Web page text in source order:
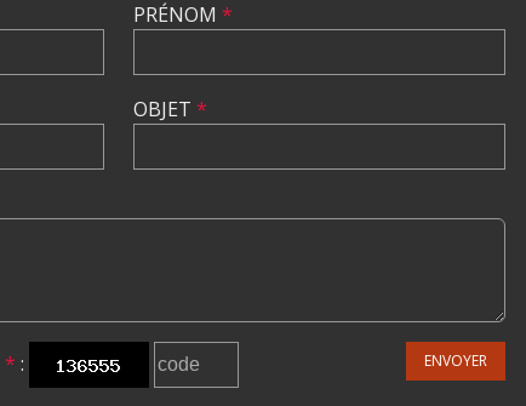
PRÉNOM *
OBJET *
* : ENVOYER